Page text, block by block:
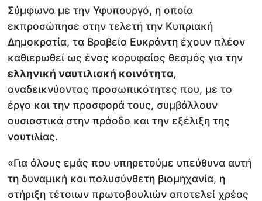
Σύμφωνα με την Υφυπουργό, η οποία
εκπροσώπησε στην τελετή την Κυπριακή
Δημοκρατία, τα Βραβεία Ευκράντη έχουν πλέον
καθιερωθεί ως ένας κορυφαίος θεσμός για την
ελληνική ναυτιλιακή κοινότητα,
αναδεικνύοντας προσωπικότητες που, με το
έργο και την προσφορά τους, συμβάλλουν
ουσιαστικά στην πρόοδο και την εξέλιξη της
ναυτιλίας.
«Για όλους εμάς που υπηρετούμε υπεύθυνα αυτή
τη δυναμική και πολυσύνθετη βιομηχανία, η
στήριξη τέτοιων πρωτοβουλιών αποτελεί χρέος